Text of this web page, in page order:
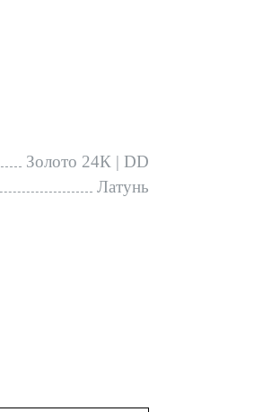
Золото 24К | DD
Латунь